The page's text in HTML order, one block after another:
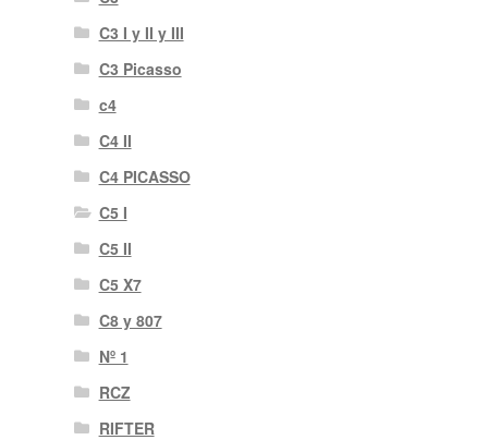
C3 I y II y III
C3 Picasso
c4
C4 II
C4 PICASSO
C5 I
C5 II
C5 X7
C8 y 807
Nº 1
RCZ
RIFTER